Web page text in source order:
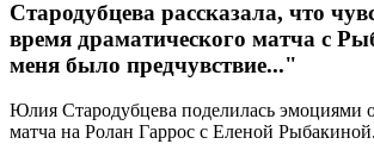
Стародубцева рассказала, что
время драматического матча с
меня было предчувствие..."
Юлия Стародубцева поделилась эмоциями
матча на Ролан Гаррос с Еленой Рыбакиной.